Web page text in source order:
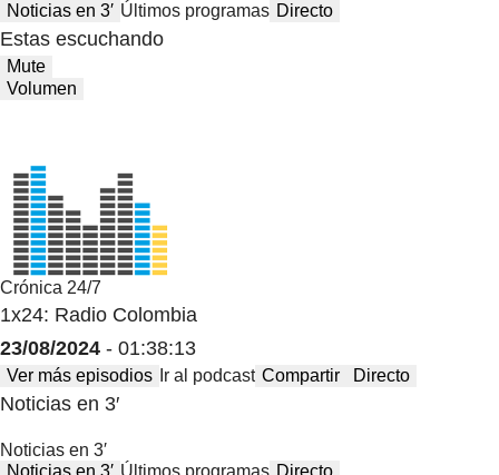
Noticias en 3′ Últimos programas Directo
Estas escuchando
Mute
Volumen
Crónica 24/7
1x24: Radio Colombia
23/08/2024 - 01:38:13
Ver más episodios Ir al podcast Compartir Directo
Noticias en 3′
Noticias en 3′
Noticias en 3′ Últimos programas Directo